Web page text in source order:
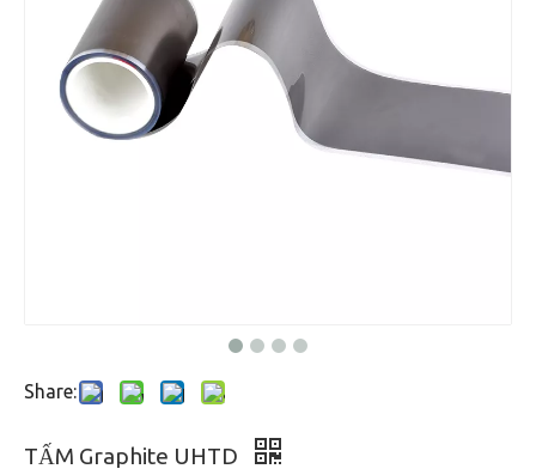
Share:
TẤM Graphite UHTD